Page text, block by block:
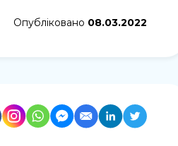
Опубліковано 08.03.2022